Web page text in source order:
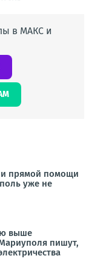
в МАКС и
прямой помощи
уже не
выше
пишут,